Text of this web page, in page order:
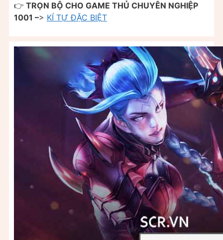
👉 TRỌN BỘ CHO GAME THỦ CHUYÊN NGHIỆP
1001 –> KÍ TỰ ĐẶC BIỆT